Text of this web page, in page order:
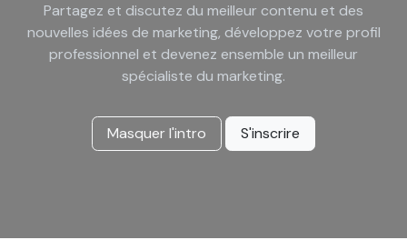
Partagez et discutez du meilleur contenu et des
nouvelles idées de marketing, développez votre profil
professionnel et devenez ensemble un meilleur
spécialiste du marketing.
Masquer l'intro S'inscrire